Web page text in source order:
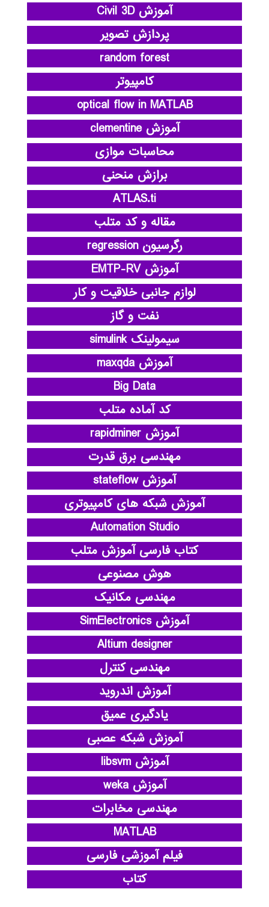
آموزش Civil 3D
پردازش تصویر
random forest
کامپیوتر
optical flow in MATLAB
آموزش clementine
محاسبات موازی
برازش منحنی
ATLAS.ti
مقاله و کد متلب
رگرسیون regression
آموزش EMTP-RV
لوازم جانبی خلاقیت و کار
نفت و گاز
سیمولینک simulink
آموزش maxqda
Big Data
کد آماده متلب
آموزش rapidminer
مهندسی برق قدرت
آموزش stateflow
آموزش شبکه های کامپیوتری
Automation Studio
کتاب فارسی آموزش متلب
هوش مصنوعی
مهندسی مکانیک
آموزش SimElectronics
Altium designer
مهندسی کنترل
آموزش اندروید
یادگیری عمیق
آموزش شبکه عصبی
آموزش libsvm
آموزش weka
مهندسی مخابرات
MATLAB
فیلم آموزشی فارسی
کتاب